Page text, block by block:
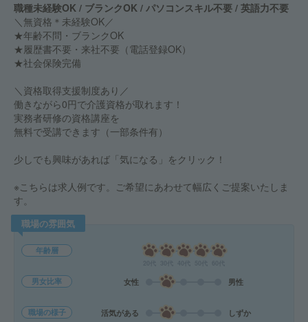
職種未経験OK / ブランクOK / パソコンスキル不要 / 英語力不要
＼無資格＊未経験OK／
★年齢不問・ブランクOK
★履歴書不要・来社不要（電話登録OK）
★社会保険完備
＼資格取得支援制度あり／
働きながら0円で介護資格が取れます！
実務者研修の資格講座を
無料で受講できます（一部条件有）
少しでも興味があれば「気になる」をクリック！
※こちらは求人例です。ご希望にあわせて幅広くご提案いたしま
す。
職場の雰囲気
年齢層
男女比率 女性 男性
職場の様子 活気がある しずか